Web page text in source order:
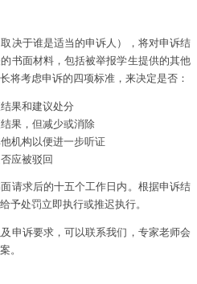
决于谁是适当的申诉人），将对申诉结
书面材料，包括被举报学生提供的其他
将考虑申诉的四项标准，来决定是否：
果和建议处分
果，但减少或消除
机构以便进一步听证
应被驳回
请求后的十五个工作日内。根据申诉结
予处罚立即执行或推迟执行。
申诉要求，可以联系我们，专家老师会
。